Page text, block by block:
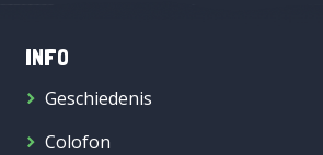
INFO
Geschiedenis
Colofon